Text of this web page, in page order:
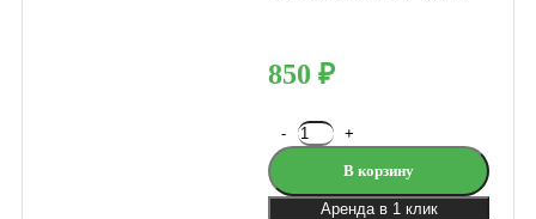
850 ₽
В корзину
Аренда в 1 клик